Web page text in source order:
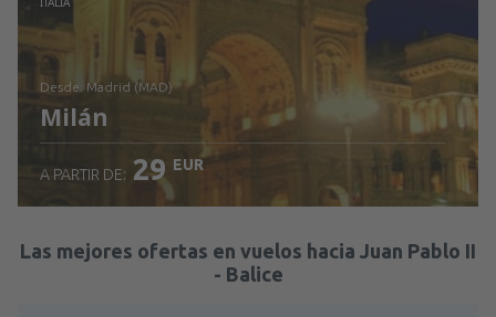
desde: Madrid (MAD)
Milán
Revisa los detalles
A PARTIR DE: 29 EUR
Las mejores ofertas en vuelos hacia Juan Pablo II
- Balice